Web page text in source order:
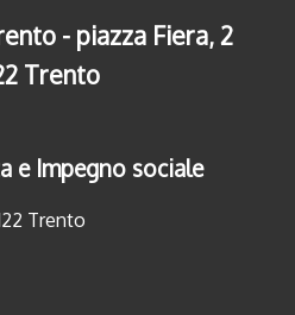
- piazza Fiera, 2
Trento
e Impegno sociale
Trento